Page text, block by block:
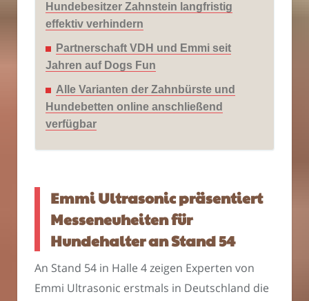
Hundebesitzer Zahnstein langfristig
effektiv verhindern
Partnerschaft VDH und Emmi seit
Jahren auf Dogs Fun
Alle Varianten der Zahnbürste und
Hundebetten online anschließend
verfügbar
Emmi Ultrasonic präsentiert
Messeneuheiten für
Hundehalter an Stand 54
An Stand 54 in Halle 4 zeigen Experten von
Emmi Ultrasonic erstmals in Deutschland die